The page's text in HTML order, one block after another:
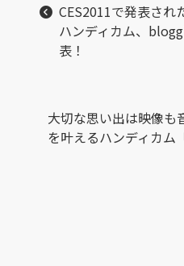
CES2011で発表され
ハンディカム、
表！
大切な思い出は映像も
を叶えるハンディカム